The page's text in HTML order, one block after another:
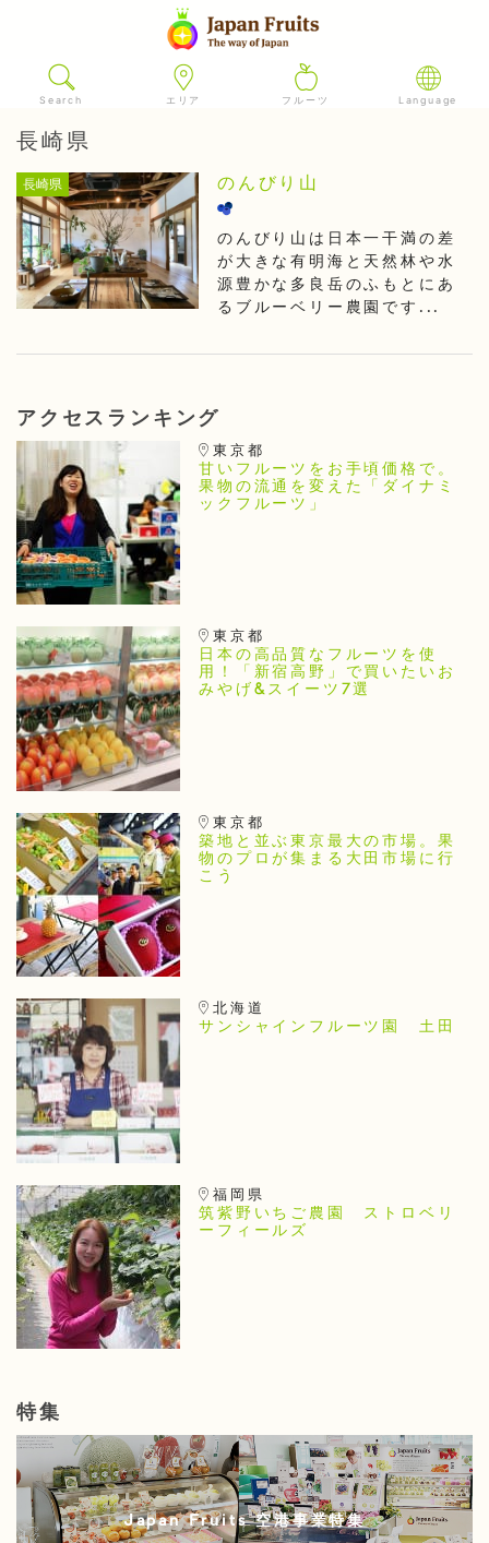
Search エリア フルーツ Language
長崎県
長崎県 のんびり山
のんびり山は日本一干満の差
が大きな有明海と天然林や水
源豊かな多良岳のふもとにあ
るブルーベリー農園です...
アクセスランキング
東京都
甘いフルーツをお手頃価格で。
果物の流通を変えた「ダイナミ
ックフルーツ」
東京都
日本の高品質なフルーツを使
用！「新宿高野」で買いたいお
みやげ&スイーツ7選
東京都
築地と並ぶ東京最大の市場。果
物のプロが集まる大田市場に行
こう
北海道
サンシャインフルーツ園 土田
福岡県
筑紫野いちご農園 ストロベリ
ーフィールズ
特集
Japan Fruits 空港事業特集